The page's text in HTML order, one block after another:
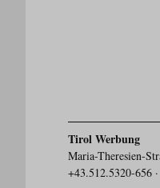
Tirol Werbung
Maria-Theresien-
+43.512.5320-656 ·